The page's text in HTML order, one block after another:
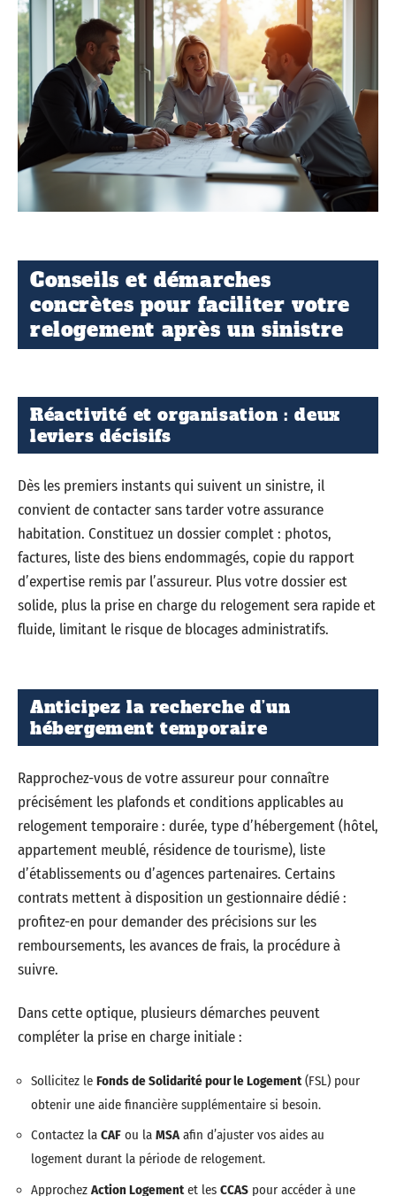
Conseils et démarches
concrètes pour faciliter votre
relogement après un sinistre
Réactivité et organisation : deux
leviers décisifs
Dès les premiers instants qui suivent un sinistre, il
convient de contacter sans tarder votre assurance
habitation. Constituez un dossier complet : photos,
factures, liste des biens endommagés, copie du rapport
d’expertise remis par l’assureur. Plus votre dossier est
solide, plus la prise en charge du relogement sera rapide et
fluide, limitant le risque de blocages administratifs.
Anticipez la recherche d’un
hébergement temporaire
Rapprochez-vous de votre assureur pour connaître
précisément les plafonds et conditions applicables au
relogement temporaire : durée, type d’hébergement (hôtel,
appartement meublé, résidence de tourisme), liste
d’établissements ou d’agences partenaires. Certains
contrats mettent à disposition un gestionnaire dédié :
profitez-en pour demander des précisions sur les
remboursements, les avances de frais, la procédure à
suivre.
Dans cette optique, plusieurs démarches peuvent
compléter la prise en charge initiale :
Sollicitez le Fonds de Solidarité pour le Logement (FSL) pour
obtenir une aide financière supplémentaire si besoin.
Contactez la CAF ou la MSAafin d’ajuster vos aides au
logement durant la période de relogement.
Approchez Action Logement et les CCAS pour accéder à une